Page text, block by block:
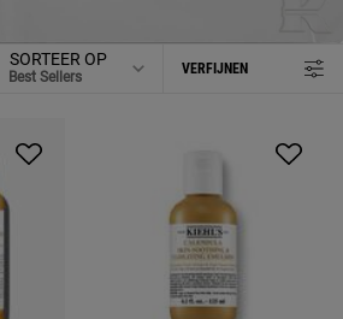
SORTEER OP VERFIJNEN
FILTERMENU